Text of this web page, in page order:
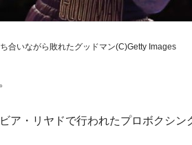
合いながら敗れたグッドマン(C)Getty Images
・リヤドで行われたプロボクシン